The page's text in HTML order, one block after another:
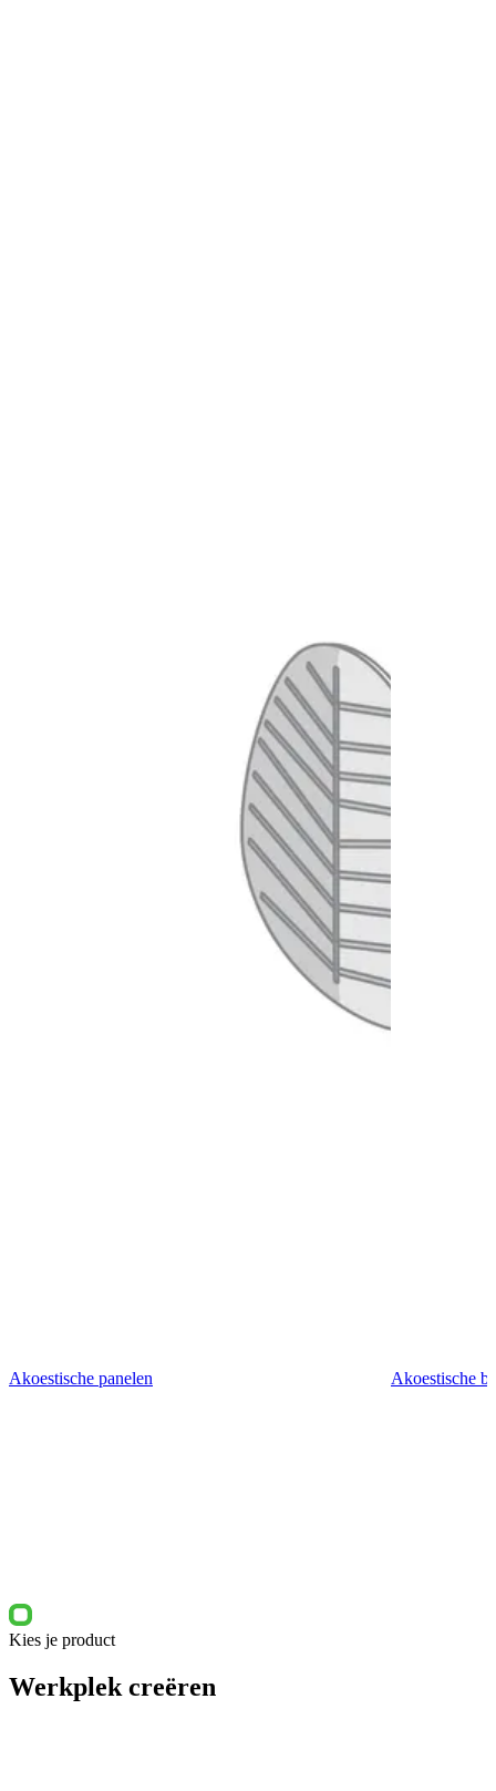
Akoestische panelen Akoestische
Kies je product
Werkplek creëren